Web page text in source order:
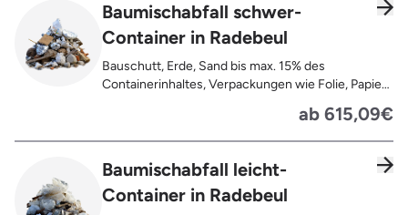
Baumischabfall schwer-
Container in Radebeul
Bauschutt, Erde, Sand bis max. 15% des
Containerinhaltes, Verpackungen wie Folie, Papier,
Kunststoffe, Gummi, Styropor, Holz (z.B.
Teppiche, Gardinen, Gipswände/
Trockenbauwände, Metalle, Bleche, Rohre, Kabel,
ab 615,09€
Baumischabfall leicht-
Container in Radebeul